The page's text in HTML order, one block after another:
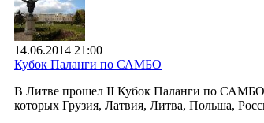
14.06.2014 21:00
Кубок Паланги по САМБО
В Литве прошел II Кубок Паланги по САМБО.
которых Грузия, Латвия, Литва, Польша,